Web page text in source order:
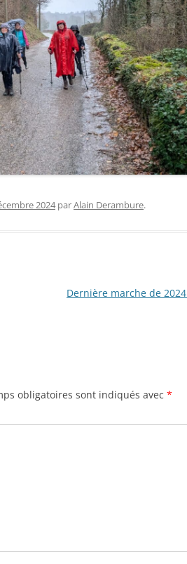
2024 parAlain Derambure.
Dernière marche de 2024
obligatoires sont indiqués avec *